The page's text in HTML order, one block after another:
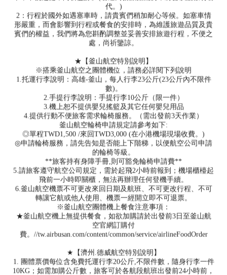
代。)
2：行程於國外如遇塞車時，請貴賓們稍加耐心等候。如塞車情
形嚴重，而會影響到行程或餐食的安排時，為維護旅遊品質及貴
賓們的權益，我們將為您斟酌調整並妥善安排旅遊行程，不便之
處，尚祈鑒諒。
★【釜山航空特別說明】
※搭乘釜山航空之團體機位，請務必詳閱下列說明
1.托運行李說明：高雄-釜山，每人行李23公斤(23公斤內不限件
數)。
2.手提行李說明：手提行李10公斤（限一件）
3.機上恕不提供嬰兒搖籃及其它任何嬰兒用品
4.提供行動不便旅客需求輪椅服務。（需出發前3天作業）
釜山航空輪椅申請規定請參考如下:
◎單程TWD1,500 /來回TWD3,000 (在小港機場現場收費。)
◎申請輪椅服務，請先告知是否能上下階梯，以便航空公司申請
的輪椅等級。
**旅客持有身障手冊,則可豁免輪椅申請費**
5.請旅客遵守航空公司規定，需於起飛2小時前報到；機場櫃檯起
飛前一小時即關櫃，無法再辦理任何登機手續。
6.釜山航空機票不可更改來回日期及航班、不可更改行程、不可
轉讓它航或他人使用、機票一經開立即不可退票。
※釜山航空團體機上餐食注意事項：
★釜山航空機上無提供餐食，如欲加購請於出發前3日至釜山航
空官網訂購付
費。//tw.airbusan.com/content/common/service/airlineFoodOrder
★【濟州.德威航空特別說明】
1. 團體票價每位含免費托運行李20公斤,不限件數，隨身行李一件
10KG；如需加購公斤數，旅客可於各航段航班出發前24小時前，